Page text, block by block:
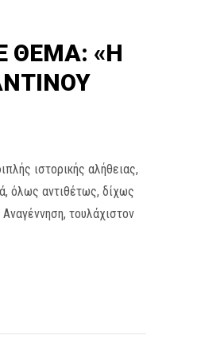
ΘΕΜΑ: «Η
ιστορικής αλήθειας,
όλως αντιθέτως, δίχως
τουλάχιστον